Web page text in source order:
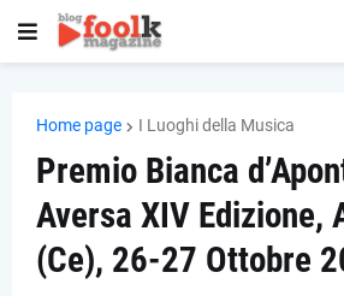
Home page I Luoghi della Musica
Premio Bianca
Aversa XIV Edizione,
(Ce), 26-27 Ottobre